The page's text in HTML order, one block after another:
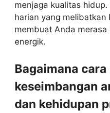
menjaga kualitas
harian yang melibatkan
membuat Anda
energik.
Bagaimana
keseimbangan
dan kehidupan